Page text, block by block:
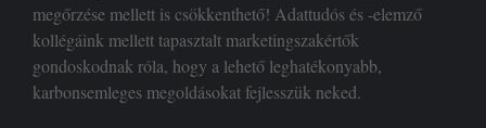
megőrzése mellett is csökkenthető! Adattudós és -elemző
kollégáink mellett tapasztalt marketingszakértők
gondoskodnak róla, hogy a lehető leghatékonyabb,
karbonsemleges megoldásokat fejlesszük neked.